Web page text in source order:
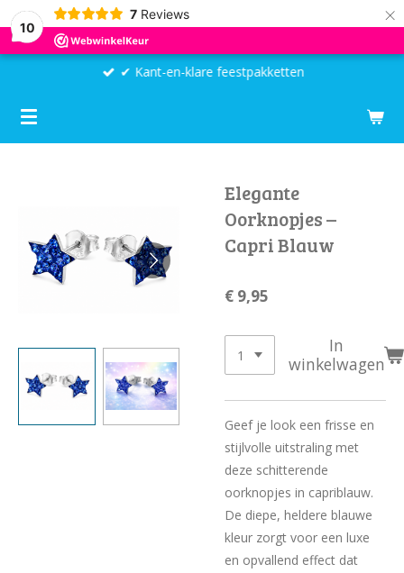
10
7 Reviews ×
✔ Kant-en-klare feestpakketten
Elegante
Oorknopjes –
Capri Blauw
€ 9,95
In
winkelwagen
Geef je look een frisse en
stijlvolle uitstraling met
deze schitterende
oorknopjes in capriblauw.
De diepe, heldere blauwe
kleur zorgt voor een luxe
en opvallend effect dat